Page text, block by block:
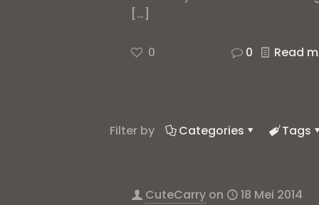
[…]
0 0 Read
Filter by Categories Tags
CuteCarry on 18 Mei 2014